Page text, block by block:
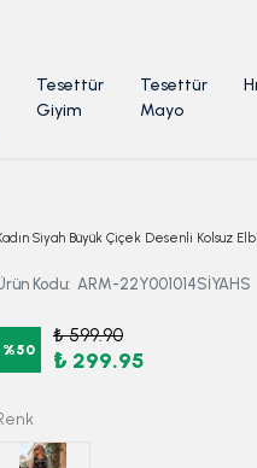
Tesettür
Giyim
Tesettür
Mayo
Siyah Büyük Çiçek Desenli Kolsuz
Kodu: ARM-22Y001014SİYAHS
%50
₺ 599.90
₺ 299.95